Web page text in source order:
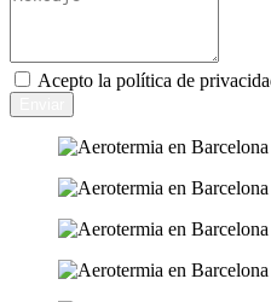
Acepto la política de